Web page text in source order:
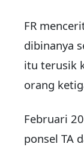
FR
dibinanya
itu terusik
orang
Februari
ponsel TA